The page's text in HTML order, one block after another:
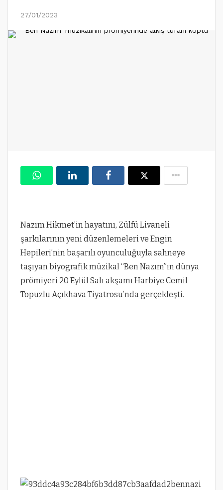
27/01/2023
Nazım Hikmet’in hayatını, Zülfü Livaneli
şarkılarının yeni düzenlemeleri ve Engin
Hepileri’nin başarılı oyunculuğuyla sahneye
taşıyan biyografik müzikal “Ben Nazım”ın dünya
prömiyeri 20 Eylül Salı akşamı Harbiye Cemil
Topuzlu Açıkhava Tiyatrosu’nda gerçekleşti.